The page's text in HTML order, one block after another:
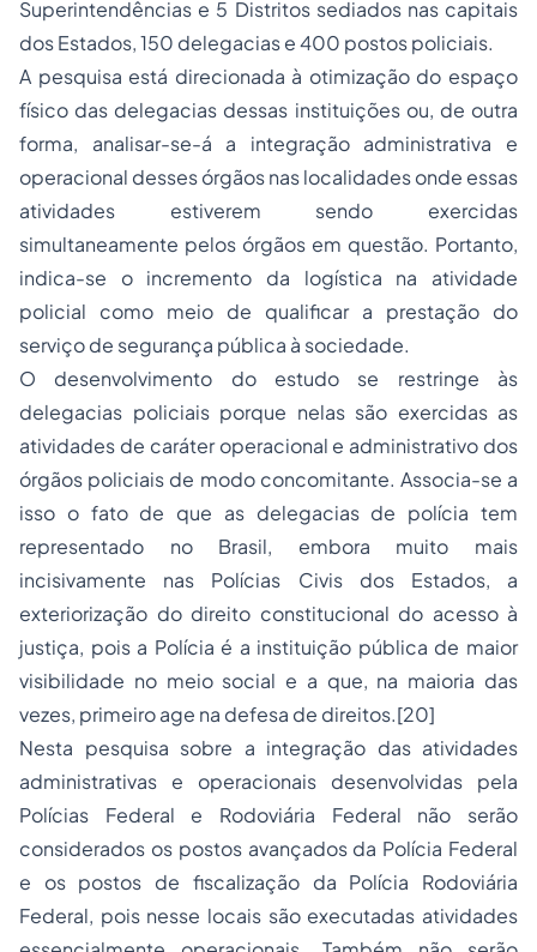
Superintendências e 5 Distritos sediados nas capitais
dos Estados, 150 delegacias e 400 postos policiais.
A pesquisa está direcionada à otimização do espaço
físico das delegacias dessas instituições ou, de outra
forma, analisar-se-á a integração administrativa e
operacional desses órgãos nas localidades onde essas
atividades estiverem sendo exercidas
simultaneamente pelos órgãos em questão. Portanto,
indica-se o incremento da logística na atividade
policial como meio de qualificar a prestação do
serviço de segurança pública à sociedade.
O desenvolvimento do estudo se restringe às
delegacias policiais porque nelas são exercidas as
atividades de caráter operacional e administrativo dos
órgãos policiais de modo concomitante. Associa-se a
isso o fato de que as delegacias de polícia tem
representado no Brasil, embora muito mais
incisivamente nas Polícias Civis dos Estados, a
exteriorização do direito constitucional do acesso à
justiça, pois a Polícia é a instituição pública de maior
visibilidade no meio social e a que, na maioria das
vezes, primeiro age na defesa de direitos.[20]
Nesta pesquisa sobre a integração das atividades
administrativas e operacionais desenvolvidas pela
Polícias Federal e Rodoviária Federal não serão
considerados os postos avançados da Polícia Federal
e os postos de fiscalizaçãoda Polícia Rodoviária
Federal, pois nesse locais são executadas atividades